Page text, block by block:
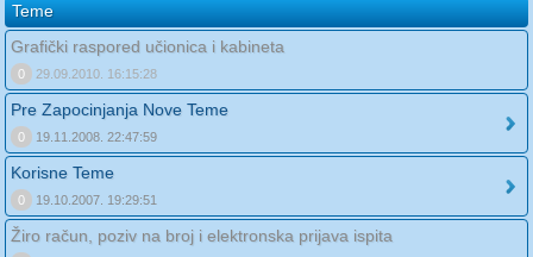
Teme
Grafički raspored učionica i kabineta
0 29.09.2010. 16:15:28
Pre Zapocinjanja Nove Teme
0 19.11.2008. 22:47:59
Korisne Teme
0 19.10.2007. 19:29:51
Žiro račun, poziv na broj i elektronska prijava ispita